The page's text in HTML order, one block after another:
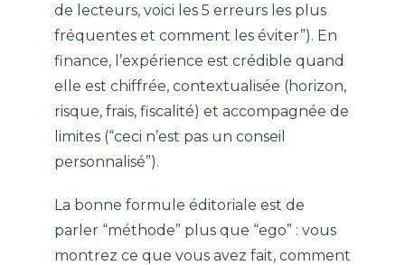
de lecteurs, voici les 5 erreurs les plus
fréquentes et comment les éviter”). En
finance, l’expérience est crédible quand
elle est chiffrée, contextualisée (horizon,
risque, frais, fiscalité) et accompagnée de
limites (“ceci n’est pas un conseil
personnalisé”).
La bonne formule éditoriale est de
parler “méthode” plus que “ego” : vous
montrez ce que vous avez fait, comment